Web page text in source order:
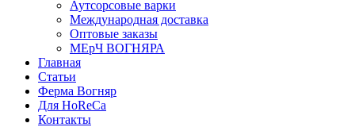
Аутсорсовые варки
Международная доставка
Оптовые заказы
МЕрЧ ВОГНЯРА
Главная
Статьи
Ферма Вогняр
Для HoReCa
Контакты